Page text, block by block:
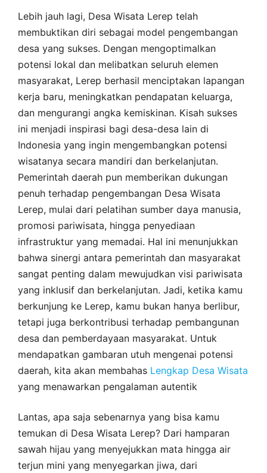
Lebih jauh lagi, Desa Wisata Lerep telah
membuktikan diri sebagai model pengembangan
desa yang sukses. Dengan mengoptimalkan
potensi lokal dan melibatkan seluruh elemen
masyarakat, Lerep berhasil menciptakan lapangan
kerja baru, meningkatkan pendapatan keluarga,
dan mengurangi angka kemiskinan. Kisah sukses
ini menjadi inspirasi bagi desa-desa lain di
Indonesia yang ingin mengembangkan potensi
wisatanya secara mandiri dan berkelanjutan.
Pemerintah daerah pun memberikan dukungan
penuh terhadap pengembangan Desa Wisata
Lerep, mulai dari pelatihan sumber daya manusia,
promosi pariwisata, hingga penyediaan
infrastruktur yang memadai. Hal ini menunjukkan
bahwa sinergi antara pemerintah dan masyarakat
sangat penting dalam mewujudkan visi pariwisata
yang inklusif dan berkelanjutan. Jadi, ketika kamu
berkunjung ke Lerep, kamu bukan hanya berlibur,
tetapi juga berkontribusi terhadap pembangunan
desa dan pemberdayaan masyarakat. Untuk
mendapatkan gambaran utuh mengenai potensi
daerah, kita akan membahas Lengkap Desa Wisata
yang menawarkan pengalaman autentik
Lantas, apa saja sebenarnya yang bisa kamu
temukan di Desa Wisata Lerep? Dari hamparan
sawah hijau yang menyejukkan mata hingga air
terjun mini yang menyegarkan jiwa, dari